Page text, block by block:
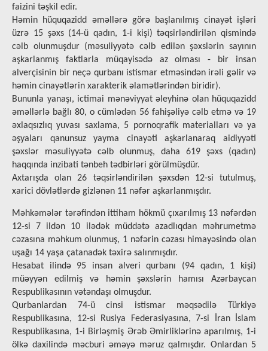
faizini təşkil edir.
Həmin hüquqazidd əməllərə görə başlanılmış cinayət işləri
üzrə 15 şəxs (14-ü qadın, 1-i kişi) təqsirləndirilən qismində
cəlb olunmuşdur (məsuliyyətə cəlb edilən şəxslərin sayının
aşkarlanmış faktlarla müqayisədə az olması - bir insan
alverçisinin bir neçə qurbanı istismar etməsindən irəli gəlir və
həmin cinayətlərin xarakterik əlamətlərindən biridir).
Bununla yanaşı, ictimai mənəviyyat əleyhinə olan hüquqazidd
əməllərlə bağlı 80, o cümlədən 56 fahişəliyə cəlb etmə və 19
əxlaqsızlıq yuvası saxlama, 5 pornoqrafik materialları və ya
əşyaları qanunsuz yayma cinayəti aşkarlanaraq aidiyyəti
şəxslər məsuliyyətə cəlb olunmuş, daha 619 şəxs (qadın)
haqqında inzibati tənbeh tədbirləri görülmüşdür.
Axtarışda olan 26 təqsirləndirilən şəxsdən 12-si tutulmuş,
xarici dövlətlərdə gizlənən 11 nəfər aşkarlanmışdır.
Məhkəmələr tərəfindən ittiham hökmü çıxarılmış 13 nəfərdən
12-si 7 ildən 10 ilədək müddətə azadlıqdan məhrumetmə
cəzasına məhkum olunmuş, 1 nəfərin cəzası himayəsində olan
uşağı 14 yaşa çatanadək təxirə salınmışdır.
Hesabat ilində 95 insan alveri qurbanı (94 qadın, 1 kişi)
müəyyən edilmiş və həmin şəxslərin hamısı Azərbaycan
Respublikasının vətəndaşı olmuşdur.
Qurbanlardan 74-ü cinsi istismar məqsədilə Türkiyə
Respublikasına, 12-si Rusiya Federasiyasına, 7-si İran İslam
Respublikasına, 1-i Birləşmiş Ərəb Əmirliklərinə aparılmış, 1-i
ölkə daxilində məcburi əməyə məruz qalmışdır. Onlardan 5